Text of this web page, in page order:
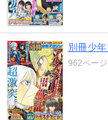
別冊少
962ページ